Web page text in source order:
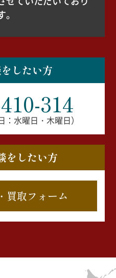
。
したい方
314
水曜日・木曜日）
をしたい方
買取フォーム